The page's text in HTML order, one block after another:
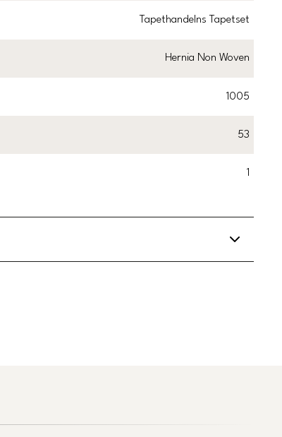
Tapethandelns Tapetset
Hernia Non Woven
1005
53
1